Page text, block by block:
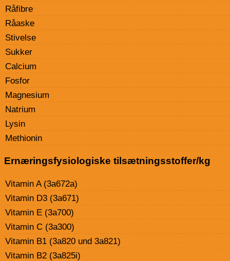
Råfibre
Råaske
Stivelse
Sukker
Calcium
Fosfor
Magnesium
Natrium
Lysin
Methionin
Ernæringsfysiologiske tilsætningsstoffer/kg
Vitamin A (3a672a)
Vitamin D3 (3a671)
Vitamin E (3a700)
Vitamin C (3a300)
Vitamin B1 (3a820 und 3a821)
Vitamin B2 (3a825i)